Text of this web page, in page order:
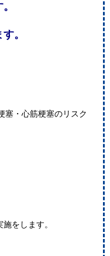
。
塞・心筋梗塞のリスク
施をします。